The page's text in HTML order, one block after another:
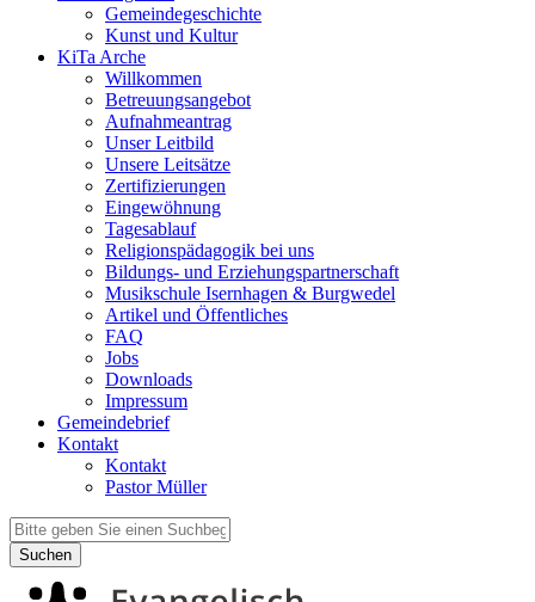
Gemeindegeschichte
Kunst und Kultur
KiTa Arche
Willkommen
Betreuungsangebot
Aufnahmeantrag
Unser Leitbild
Unsere Leitsätze
Zertifizierungen
Eingewöhnung
Tagesablauf
Religionspädagogik bei uns
Bildungs- und Erziehungspartnerschaft
Musikschule Isernhagen & Burgwedel
Artikel und Öffentliches
FAQ
Jobs
Downloads
Impressum
Gemeindebrief
Kontakt
Kontakt
Pastor Müller
Suchen